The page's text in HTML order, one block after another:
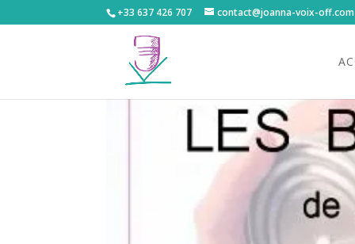
+33 637 426 707 contact@joanna-voix-off.com